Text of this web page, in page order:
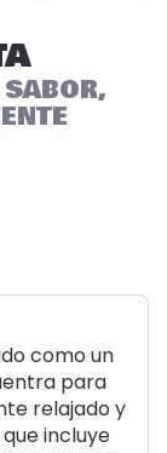
como un
para
relajado y
incluye